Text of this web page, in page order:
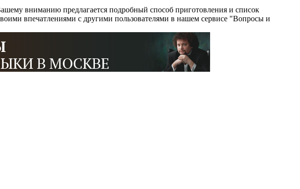
вниманию предлагается подробный способ приготовления и список
впечатлениями с другими пользователями в нашем сервисе "Вопросы и